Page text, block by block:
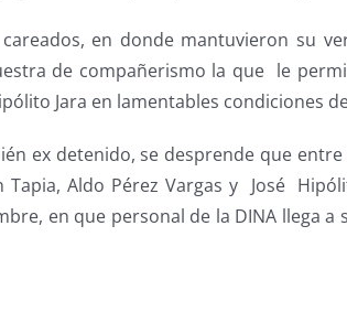
en donde mantuvieron su
de compañerismo la que le
Jara en lamentables condiciones
ex detenido, se desprende que
Aldo Pérez Vargas y José
en que personal de la DINA llega